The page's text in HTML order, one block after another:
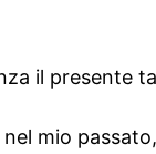
il presente
mio